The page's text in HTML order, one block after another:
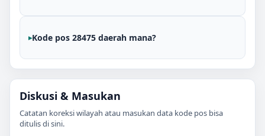
Kode pos 28475 daerah mana?
Diskusi & Masukan
Catatan koreksi wilayah atau masukan data kode pos bisa
ditulis di sini.